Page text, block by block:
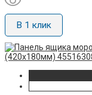
В 1 клик